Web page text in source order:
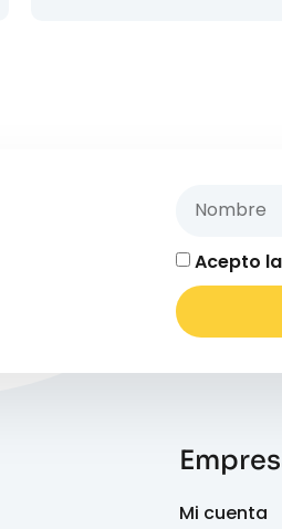
Acepto la
Mi cuenta